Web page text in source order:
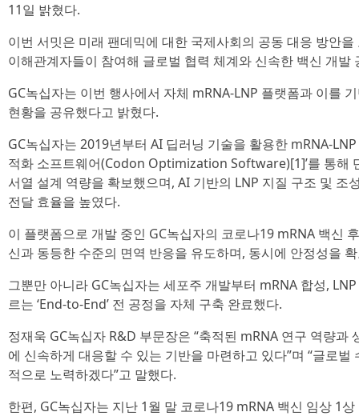
11일 밝혔다.
이번 서밋은 미래 팬데믹에 대한 국제사회의 공동 대응 방안
이해관계자들이 참여해 글로벌 협력 체계와 신속한 백신 개발
GC녹십자는 이번 행사에서 자체 mRNA-LNP 플랫폼과 이를
현황을 공유했다고 밝혔다.
GC녹십자는 2019년부터 AI 딥러닝 기술을 활용한 mRNA-
적화 소프트웨어(Codon Optimization Software)[1]’를 통해
서열 설계 역량을 확보했으며, AI 기반의 LNP 지질 구조 및 조
전달 효율을 높였다.
이 플랫폼으로 개발 중인 GC녹십자의 코로나19 mRNA 백신
신과 동등한 수준의 면역 반응을 유도하며, 동시에 안정성을
그뿐만 아니라 GC녹십자는 세포주 개발부터 mRNA 합성,
르는 ‘End-to-End’ 전 공정을 자체 구축 완료했다.
정재욱 GC녹십자 R&D 부문장은 “축적된 mRNA 연구 역량과
에 신속하게 대응할 수 있는 기반을 마련하고 있다”며 “글로
적으로 노력하겠다”고 말했다.
한편, GC녹십자는 지난 1월 말 코로나19 mRNA 백신 임상 1